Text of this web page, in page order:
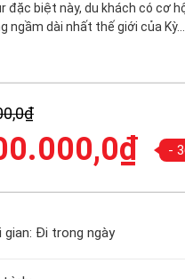
đặc biệt này, du khách có cơ
ngầm dài nhất thế giới của Kỳ…
₫Giá
là:
2.500.000,0₫.
₫ hiện
là:
-
gian: Đi trong ngày